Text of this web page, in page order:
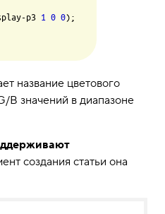
p3 1 0 0);
название цветового
B значений в диапазоне
создания статьи она